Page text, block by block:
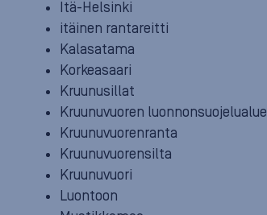
Itä-Helsinki
itäinen rantareitti
Kalasatama
Korkeasaari
Kruunusillat
Kruunuvuoren luonnonsuojelualue
Kruunuvuorenranta
Kruunuvuorensilta
Kruunuvuori
Luontoon